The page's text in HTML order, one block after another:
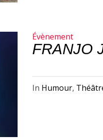
Évènement
FRANJO
In Humour,